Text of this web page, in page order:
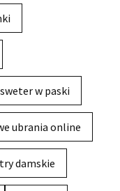
sweter w paski
ubrania online
damskie